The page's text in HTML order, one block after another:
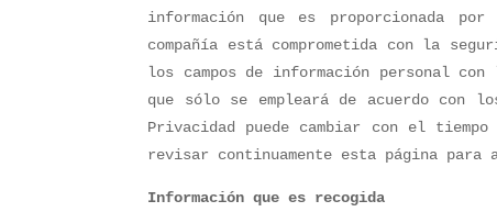
información que es proporcionada
compañía está comprometida con la
los campos de información personal
que sólo se empleará de acuerdo con
Privacidad puede cambiar con el
revisar continuamente esta página para
Información que es recogida